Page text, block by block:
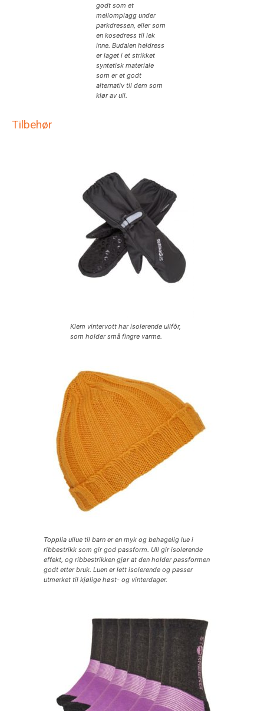
godt som et
mellomplagg under
parkdressen, eller som
en kosedress til lek
inne. Budalen heldress
er laget i et strikket
syntetisk materiale
som er et godt
alternativ til dem som
klør av ull.
Tilbehør
Klem vintervott har isolerende ullfôr,
som holder små fingre varme.
Topplia ullue til barn er en myk og behagelig lue i
ribbestrikk som gir god passform. Ull gir isolerende
effekt, og ribbestrikken gjør at den holder passformen
godt etter bruk. Luen er lett isolerende og passer
utmerket til kjølige høst- og vinterdager.